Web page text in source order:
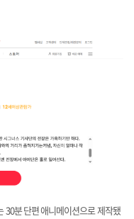
30분 단편 애니메이션으로 제작됐